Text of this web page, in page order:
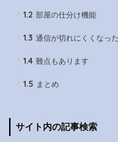
1.2 部屋の仕分け機能
1.3 通信が切れにくくなった
1.4 難点もあります
1.5 まとめ
サイト内の記事検索